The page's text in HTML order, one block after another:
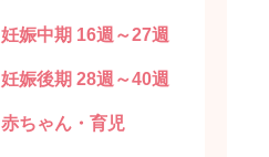
妊娠中期 16週～27週
妊娠後期 28週～40週
赤ちゃん・育児